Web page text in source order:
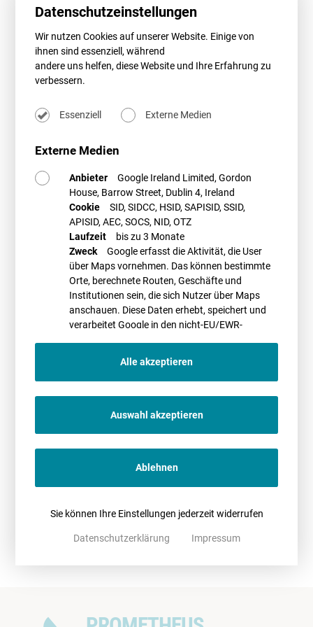
21.06.2019
Newsletter 08/2019
Bleiben Sie immer auf dem aktuellsten Stand.
Newsletter.
Zurück zur News-Übersicht
Datenschutzeinstellungen
Wir nutzen Cookies auf unserer Website. Einige von
ihnen sind essenziell, während
andere uns helfen, diese Website und Ihre Erfahrung zu
verbessern.
Essenziell Externe Medien
Externe Medien
Anbieter
Google Ireland Limited, Gordon
House, Barrow Street, Dublin 4, Ireland
Cookie
SID, SIDCC, HSID, SAPISID, SSID,
APISID, AEC, SOCS, NID, OTZ
Laufzeit
bis zu 3 Monate
Zweck
Google erfasst die Aktivität, die User
über Maps vornehmen. Das können bestimmte
Orte, berechnete Routen, Geschäfte und
Institutionen sein, die sich Nutzer über Maps
anschauen. Diese Daten erhebt, speichert und
verarbeitet Google in den nicht-EU/EWR-
Alle akzeptieren
Auswahl akzeptieren
Ablehnen
Sie können Ihre Einstellungen jederzeit widerrufen
Datenschutzerklärung Impressum